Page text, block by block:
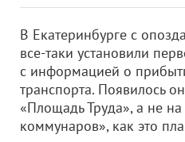
В Екатеринбурге с
все-таки установили
с информацией о
транспорта. Появилось
«Площадь Труда», а не
коммунаров», как это